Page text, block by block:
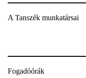
A Tanszék munkatársai
Fogadóórák